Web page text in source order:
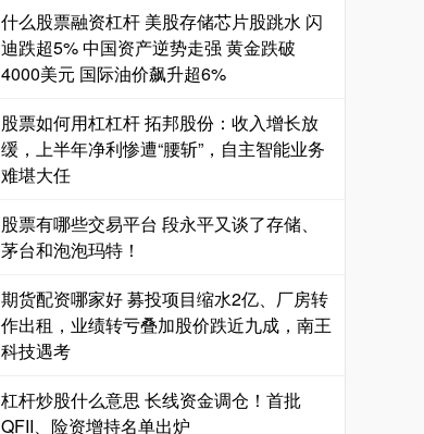
什么股票融资杠杆 美股存储芯片股跳水 闪
迪跌超5% 中国资产逆势走强 黄金跌破
4000美元 国际油价飙升超6%
股票如何用杠杠杆 拓邦股份：收入增长放
缓，上半年净利惨遭“腰斩”，自主智能业务
难堪大任
股票有哪些交易平台 段永平又谈了存储、
茅台和泡泡玛特！
期货配资哪家好 募投项目缩水2亿、厂房转
作出租，业绩转亏叠加股价跌近九成，南王
科技遇考
杠杆炒股什么意思 长线资金调仓！首批
QFII、险资增持名单出炉